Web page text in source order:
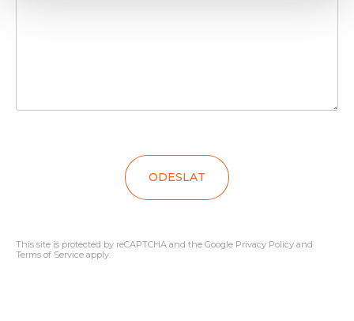
ODESLAT
This site is protected by reCAPTCHA and the Google Privacy Policy and
Terms of Service apply.